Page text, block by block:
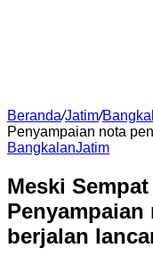
Beranda/Jatim/
Penyampaian nota
BangkalanJatim
Meski
berjalan